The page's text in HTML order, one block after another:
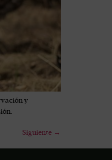
y
Siguiente →